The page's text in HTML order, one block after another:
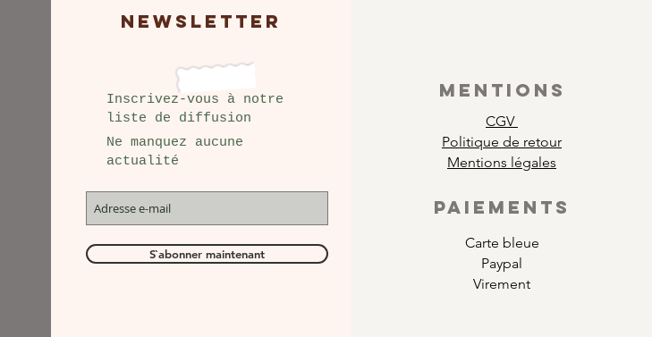
NEWSLETTER
Inscrivez-vous à notre
liste de diffusion
Ne manquez aucune
actualité
S`abonner maintenant
MENTIONS
CGV
Politique de retour
Mentions légales
PAIEMENTS
Carte bleue
Paypal
Virement